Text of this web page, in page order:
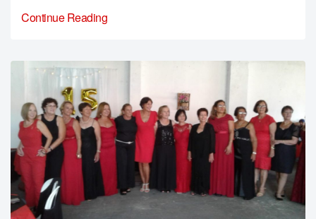
Continue Reading